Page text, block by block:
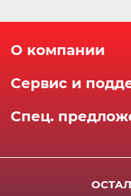
О компании
Сервисный центр
Сервис и
Доставка
Возрат и гарантия
Спец.